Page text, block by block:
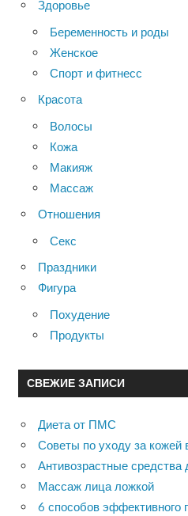
Здоровье
Беременность и роды
Женское
Спорт и фитнесс
Красота
Волосы
Кожа
Макияж
Массаж
Отношения
Секс
Праздники
Фигура
Похудение
Продукты
СВЕЖИЕ ЗАПИСИ
Диета от ПМС
Советы по уходу за кожей
Антивозрастные средства
Массаж лица ложкой
6 способов эффективного